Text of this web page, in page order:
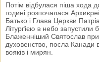
Потім відбулася піша хода
годині розпочалася
Батько і Глава Церкви
Літурґією в небо запустили
Блаженніший Святослав
духовенство, посла Канади
вояків і мирян.